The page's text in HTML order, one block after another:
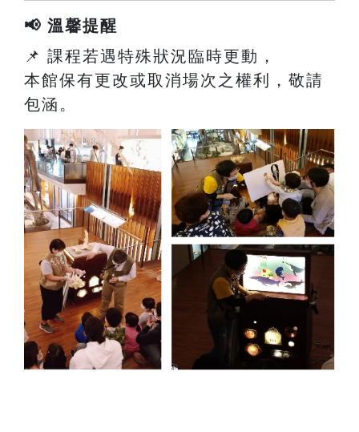
📢 溫馨提醒
📌 課程若遇特殊狀況臨時更動，
本館保有更改或取消場次之權利，敬請
包涵。